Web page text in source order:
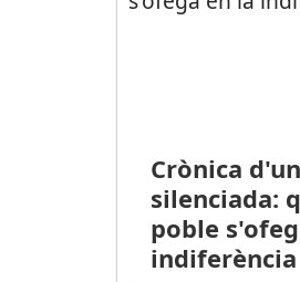
Crònica
silenciada:
poble
indiferència